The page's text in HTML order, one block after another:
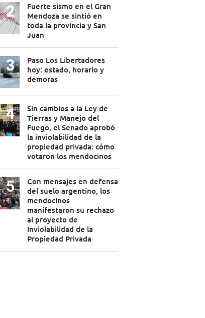
Fuerte sismo en el Gran
Mendoza se sintió en
toda la provincia y San
Juan
Paso Los Libertadores
hoy: estado, horario y
demoras
Sin cambios a la Ley de
Tierras y Manejo del
Fuego, el Senado aprobó
la inviolabilidad de la
propiedad privada: cómo
votaron los mendocinos
Con mensajes en defensa
del suelo argentino, los
mendocinos
manifestaron su rechazo
al proyecto de
Inviolabilidad de la
Propiedad Privada